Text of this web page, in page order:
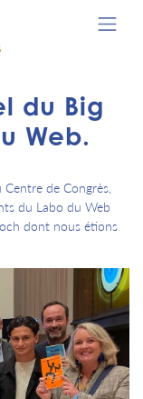
du Big
Web.
Centre de Congrès,
du Labo du Web
dont nous étions